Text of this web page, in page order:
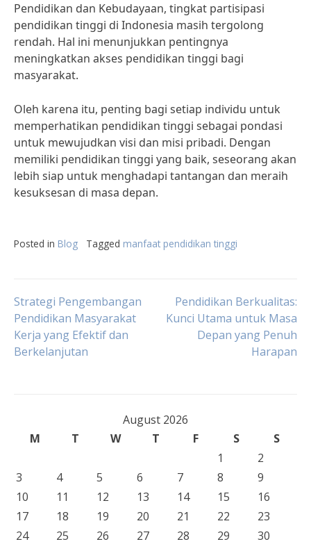
Pendidikan dan Kebudayaan, tingkat partisipasi
pendidikan tinggi di Indonesia masih tergolong
rendah. Hal ini menunjukkan pentingnya
meningkatkan akses pendidikan tinggi bagi
masyarakat.
Oleh karena itu, penting bagi setiap individu untuk
memperhatikan pendidikan tinggi sebagai pondasi
untuk mewujudkan visi dan misi pribadi. Dengan
memiliki pendidikan tinggi yang baik, seseorang akan
lebih siap untuk menghadapi tantangan dan meraih
kesuksesan di masa depan.
Posted in Blog Tagged manfaat pendidikan tinggi
Post
navigation
Strategi Pengembangan
Pendidikan Masyarakat
Kerja yang Efektif dan
Berkelanjutan
Pendidikan Berkualitas:
Kunci Utama untuk Masa
Depan yang Penuh
Harapan
August 2026
M
T W T F S
S
1
2
3
4 5 6 7 8
9
10
11 12 13 14 15
16
17
18 19 20 21 22
23
24
25 26 27 28 29
30